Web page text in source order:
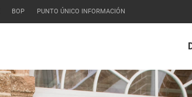
BOP PUNTO ÚNICO INFORMACIÓN